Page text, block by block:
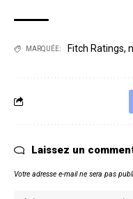
MARQUÉE: Fitch Ratings,
Laissez un
Votre adresse e-mail ne sera pas